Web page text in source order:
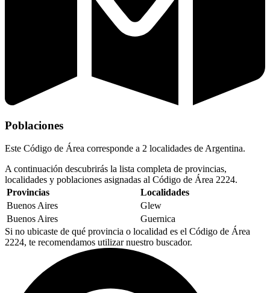
Poblaciones
Este Código de Área corresponde a 2 localidades de Argentina.
A continuación descubrirás la lista completa de provincias,
localidades y poblaciones asignadas al Código de Área 2224.
Provincias
Localidades
Buenos Aires
Glew
Buenos Aires
Guernica
Si no ubicaste de qué provincia o localidad es el Código de Área
2224, te recomendamos utilizar nuestro buscador.